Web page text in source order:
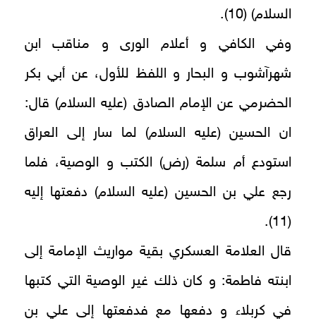
السلام) (10).
وفي الكافي و أعلام الورى و مناقب ابن
شهرآشوب و البحار و اللفظ للأول، عن أبي بكر
الحضرمي عن الإمام الصادق (عليه السلام) قال:
ان الحسين (عليه السلام) لما سار إلى العراق
استودع أم سلمة (رض) الكتب و الوصية، فلما
رجع علي بن الحسين (عليه السلام) دفعتها إليه
(11).
قال العلامة العسكري بقية مواريث الإمامة إلى
ابنته فاطمة: و كان ذلك غير الوصية التي كتبها
في كربلاء و دفعها مع فدفعتها إلى علي بن